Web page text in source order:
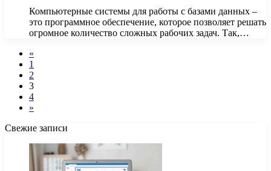
Компьютерные системы для работы с базами данных –
это программное обеспечение, которое позволяет решать
огромное количество сложных рабочих задач. Так,…
«
1
2
3
4
»
Свежие записи